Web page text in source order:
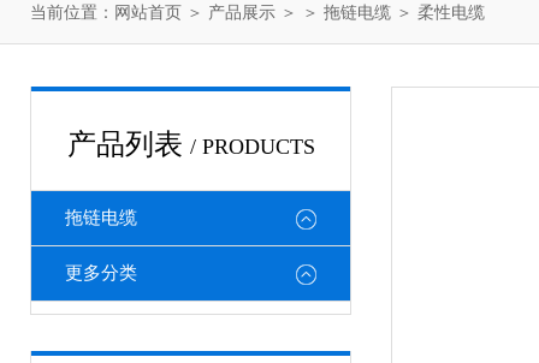
当前位置： 网站首页 ＞ 产品展示 ＞ ＞ 拖链电缆 ＞ 柔性电缆
产品列表 / PRODUCTS
拖链电缆
更多分类